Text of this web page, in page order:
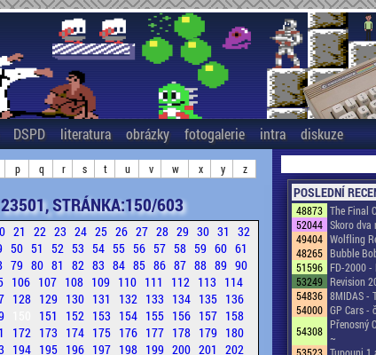
DSPD literatura obrázky fotogalerie intra diskuze
p q r s t u v w x y z
23501, STRÁNKA:150/603
21 22 23 24 25 26 27 28 29 30 31 32
50 51 52 53 54 55 56 57 58 59 60 61
79 80 81 82 83 84 85 86 87 88 89 90
106 107 108 109 110 111 112 113 114
128 129 130 131 132 133 134 135 136
151 152 153 154 155 156 157 158
172 173 174 175 176 177 178 179 180
194 195 196 197 198 199 200 201 202
POSLEDNÍ
48873 The Final
52044 Skoro dva
49404 Wolfling
48265 Bubble
51596 FD-2000 -
53249 Revision
54836 8MIDAS -
54000 GP Cars -
54308 Přenosný
~